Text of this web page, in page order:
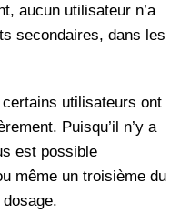
aucun utilisateur n’a
secondaires, dans les
utilisateurs ont
Puisqu’il n’y a
est possible
même un troisième du